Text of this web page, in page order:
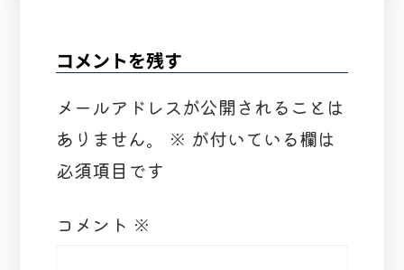
コメントを残す
メールアドレスが公開されることは
ありません。
※ が付いている欄は
必須項目です
コメント ※